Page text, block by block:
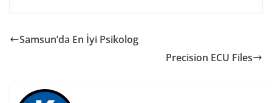
Samsun’da En İyi Psikolog
Precision ECU Files